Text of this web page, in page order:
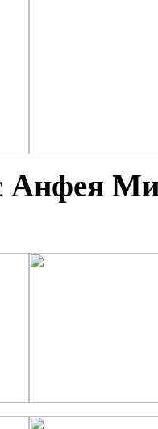
Анфея